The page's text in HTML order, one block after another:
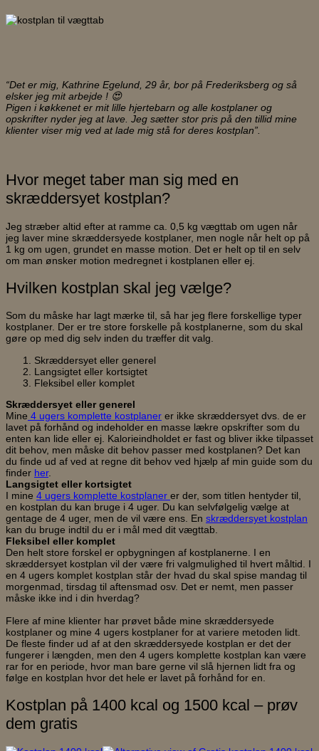
“Det er mig, Kathrine Egelund, 29 år, bor på Frederiksberg og så
elsker jeg mit arbejde ! 😍
Pigen i køkkenet er mit lille hjertebarn og alle kostplaner og
opskrifter nyder jeg at lave. Jeg sætter stor pris på den tillid mine
klienter viser mig ved at lade mig stå for deres kostplan”.
Hvor meget taber man sig med en
skræddersyet kostplan?
Jeg stræber altid efter at ramme ca. 0,5 kg vægttab om ugen når
jeg laver mine skræddersyede kostplaner, men nogle når helt op på
1 kg om ugen, grundet en masse motion. Det er helt op til en selv
om man ønsker motion medregnet i kostplanen eller ej.
Hvilken kostplan skal jeg vælge?
Som du måske har lagt mærke til, så har jeg flere forskellige typer
kostplaner. Der er tre store forskelle på kostplanerne, som du skal
gøre op med dig selv inden du træffer dit valg.
Skræddersyet eller generel
Langsigtet eller kortsigtet
Fleksibel eller komplet
Skræddersyet eller generel
Mine 4 ugers komplette kostplaner er ikke skræddersyet dvs. de er
lavet på forhånd og indeholder en masse lækre opskrifter som du
enten kan lide eller ej. Kalorieindholdet er fast og bliver ikke tilpasset
dit behov, men måske dit behov passer med kostplanen? Det kan
du finde ud af ved at regne dit behov ved hjælp af min guide som du
finder her.
Langsigtet eller kortsigtet
I mine 4 ugers komplette kostplaner er der, som titlen hentyder til,
en kostplan du kan bruge i 4 uger. Du kan selvfølgelig vælge at
gentage de 4 uger, men de vil være ens. En skræddersyet kostplan
kan du bruge indtil du er i mål med dit vægttab.
Fleksibel eller komplet
Den helt store forskel er opbygningen af kostplanerne. I en
skræddersyet kostplan vil der være fri valgmulighed til hvert måltid. I
en 4 ugers komplet kostplan står der hvad du skal spise mandag til
morgenmad, tirsdag til aftensmad osv. Det er nemt, men passer
måske ikke ind i din hverdag?
Flere af mine klienter har prøvet både mine skræddersyede
kostplaner og mine 4 ugers kostplaner for at variere metoden lidt.
De fleste finder ud af at den skræddersyede kostplan er det der
fungerer i længden, men den 4 ugers komplette kostplan kan være
rar for en periode, hvor man bare gerne vil slå hjernen lidt fra og
følge en kostplan hvor det hele er lavet på forhånd for en.
Kostplan på 1400 kcal og 1500 kcal – prøv
dem gratis